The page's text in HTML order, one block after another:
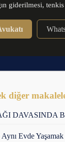
giderilmesi,
diğer
DAVASINDA
Aynı Evde